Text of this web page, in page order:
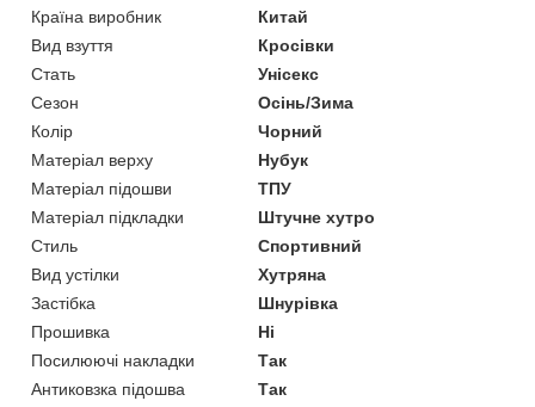
Країна виробник
Китай
Вид взуття
Кросівки
Стать
Унісекс
Сезон
Осінь/Зима
Колір
Чорний
Матеріал верху
Нубук
Матеріал підошви
ТПУ
Матеріал підкладки
Штучне хутро
Стиль
Спортивний
Вид устілки
Хутряна
Застібка
Шнурівка
Прошивка
Ні
Посилюючі накладки
Так
Антиковзка підошва
Так